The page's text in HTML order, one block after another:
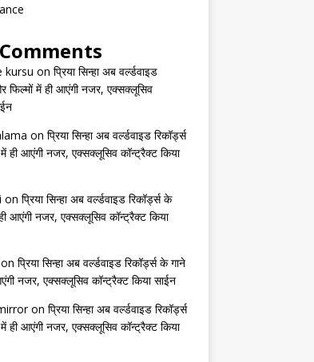
kursu on प्रिया सिन्हा अब वर्ल्डवाइड
फिल्मों में ही आएंगी नजर, एक्सक्लूसिव
on प्रिया सिन्हा अब वर्ल्डवाइड रिकॉर्ड्स
ही आएंगी नजर, एक्सक्लूसिव कॉन्ट्रैक्ट किया
on प्रिया सिन्हा अब वर्ल्डवाइड रिकॉर्ड्स के
आएंगी नजर, एक्सक्लूसिव कॉन्ट्रैक्ट किया
on प्रिया सिन्हा अब वर्ल्डवाइड रिकॉर्ड्स के गाने
नजर, एक्सक्लूसिव कॉन्ट्रैक्ट किया साईन
on प्रिया सिन्हा अब वर्ल्डवाइड रिकॉर्ड्स
ही आएंगी नजर, एक्सक्लूसिव कॉन्ट्रैक्ट किया